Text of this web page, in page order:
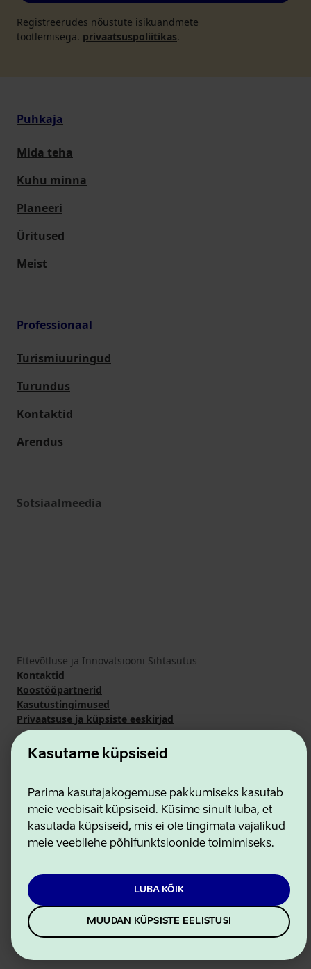
Kasutame küpsiseid
Parima kasutajakogemuse pakkumiseks kasutab
meie veebisait küpsiseid. Küsime sinult luba, et
kasutada küpsiseid, mis ei ole tingimata vajalikud
meie veebilehe põhifunktsioonide toimimiseks.
LUBA KÕIK
MUUDAN KÜPSISTE EELISTUSI
Registreerudes nõustute isikuandmete
töötlemisega. privaatsuspoliitikas.
Puhkaja
Mida teha
Kuhu minna
Planeeri
Üritused
Meist
Professionaal
Turismiuuringud
Turundus
Kontaktid
Arendus
Sotsiaalmeedia
Ettevõtluse ja Innovatsiooni Sihtasutus
Kontaktid
Koostööpartnerid
Kasutustingimused
Privaatsuse ja küpsiste eeskirjad